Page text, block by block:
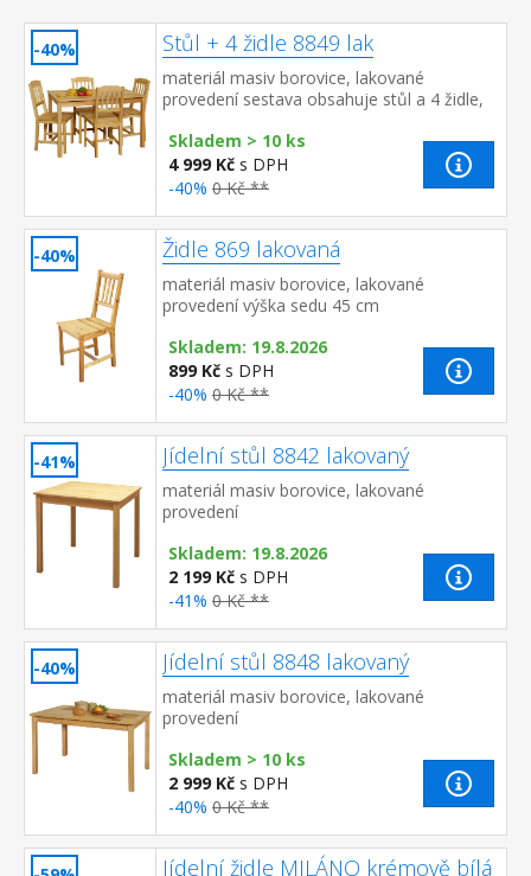
-40% Stůl + 4 židle 8849 lak
materiál masiv borovice, lakované
provedení sestava obsahuje stůl a 4 židle,
(š/h/v) 118 × 75&...
Skladem > 10 ks
4 999 Kč s DPH
-40% 0 Kč **
-40% Židle 869 lakovaná
materiál masiv borovice, lakované
provedení výška sedu 45 cm
Skladem: 19.8.2026
899 Kč s DPH
-40% 0 Kč **
-41% Jídelní stůl 8842 lakovaný
materiál masiv borovice, lakované
provedení
Skladem: 19.8.2026
2 199 Kč s DPH
-41% 0 Kč **
-40% Jídelní stůl 8848 lakovaný
materiál masiv borovice, lakované
provedení
Skladem > 10 ks
2 999 Kč s DPH
-40% 0 Kč **
Jídelní židle MILÁNO krémově bílá